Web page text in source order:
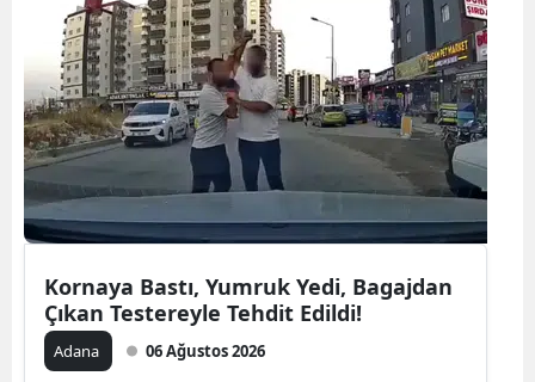
Kornaya Bastı, Yumruk Yedi, Bagajdan
Çıkan Testereyle Tehdit Edildi!
Adana 06 Ağustos 2026